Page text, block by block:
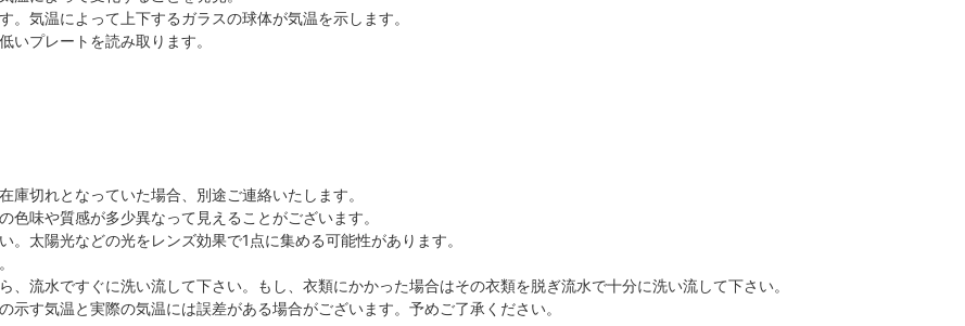
気温によって上下するガラスの球体が気温を示します。
いプレートを読み取ります。
庫切れとなっていた場合、別途ご連絡いたします。
色味や質感が多少異なって見えることがございます。
。太陽光などの光をレンズ効果で1点に集める可能性があります。
、流水ですぐに洗い流して下さい。もし、衣類にかかった場合はその衣類を脱ぎ流水で十分に洗い流して下さい。
示す気温と実際の気温には誤差がある場合がございます。予めご了承ください。